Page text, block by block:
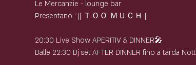
Le Mercanzie - lounge bar
Presentano : || ＴＯＯ ＭＵＣＨ ||
20:30 Live Show APERITIV & DINNER🎤
Dalle 22:30 Dj set AFTER DINNER fino a tarda